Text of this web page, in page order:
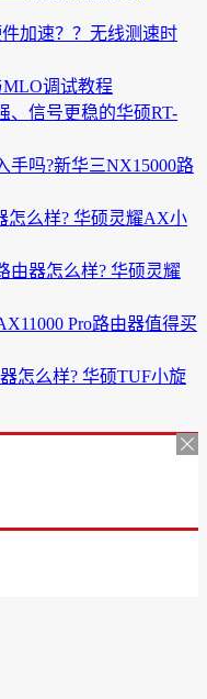
加速？？无线测速时
调试教程
、信号更稳的华硕RT-
手吗?新华三NX15000路
怎么样? 华硕灵耀AX小
由器怎么样? 华硕灵耀
Pro路由器值得买
怎么样? 华硕TUF小旋